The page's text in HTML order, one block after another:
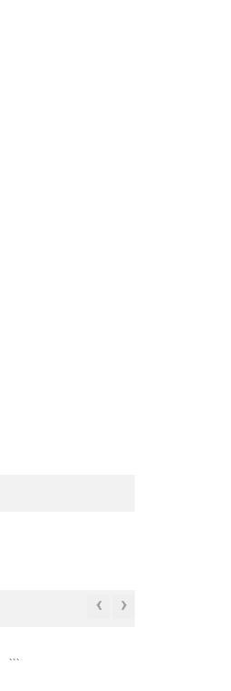
‹ ›
```